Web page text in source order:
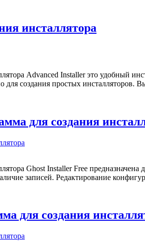
инсталлятора
Advanced Installer это удобный
создания простых инсталляторов.
для создания
Ghost Installer Free
записей. Редактирование
для создания